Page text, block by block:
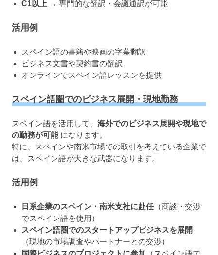
C1以上 → 専門的な翻訳・会議通訳が可能
活用例
スペイン語の書籍や映画の字幕翻訳
ビジネス文書や契約書の翻訳
オンラインでスペイン語レッスンを提供
スペイン語圏でのビジネス展開・現地勤務
スペイン語を活用して、 海外でのビジネス展開や現地で
の勤務が可能になります。
特に、スペインや南米市場での取引を考えている企業で
は、スペイン語が大きな武器になります。
活用例
日系企業のスペイン・南米支社に赴任（商談・交渉
でスペイン語を使用）
スペイン語圏でのスタートアップビジネスを展開
（現地の市場調査やパートナーとの交渉）